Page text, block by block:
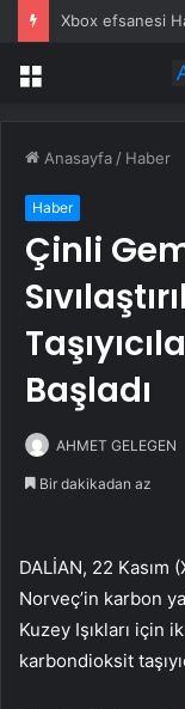
Menü
Anasayfa / Haber
Haber
Çinli
Başladı
AHMET GELEGEN
Bir dakikadan az
DALİAN, 22
Norveç’in karbon
Kuzey Işıkları için
karbondioksit